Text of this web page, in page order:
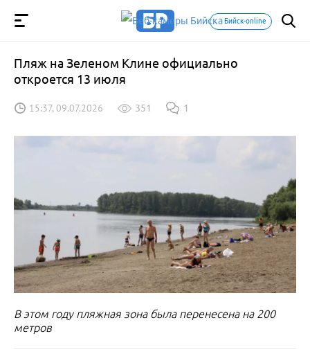
Бийск-online
Пляж на Зеленом Клине официально
откроется 13 июля
15:37, 09.07.2026 351 1
В этом году пляжная зона была перенесена на 200
метров